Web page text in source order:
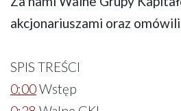
akcjonariuszami oraz
SPIS TREŚCI
0:00Wstęp